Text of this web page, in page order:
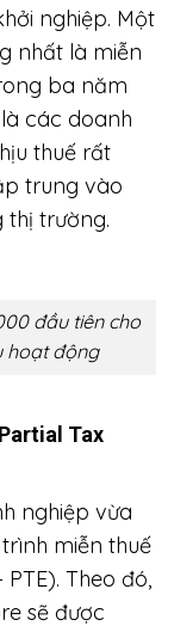
nghiệp. Một
nhất là miễn
ba năm
các doanh
thuế rất
trung vào
thị trường.
đầu tiên cho
hoạt động
Tax
nghiệp vừa
miễn thuế
Theo đó,
sẽ được